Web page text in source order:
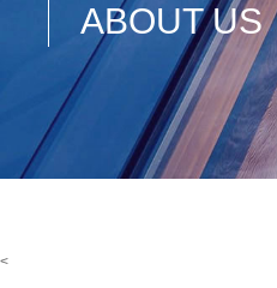
ABOUT US
<